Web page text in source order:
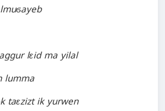
lɛid ma yilal
lumma
taɛzizt ik yurwen